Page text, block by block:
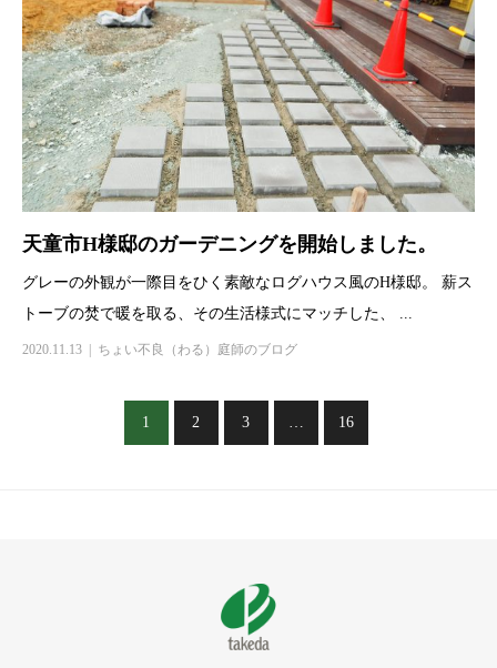
天童市H様邸のガーデニングを開始しました。
グレーの外観が一際目をひく素敵なログハウス風のH様邸。 薪ス
トーブの焚で暖を取る、その生活様式にマッチした、 ...
2020.11.13 ちょい不良（わる）庭師のブログ
1 2 3 … 16